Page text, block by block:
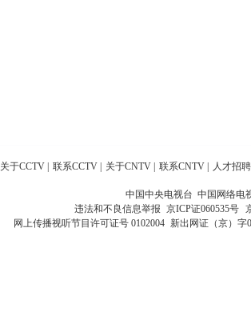
关于CCTV 联系CCTV 关于CNTV 联系CNTV 人才招聘
中国中央电视台 中国网络电
违法和不良信息举报 京ICP证060535号
网上传播视听节目许可证号 0102004 新出网证（京）